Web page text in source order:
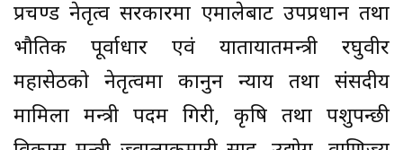
प्रचण्ड नेतृत्व सरकारमा एमालेबाट उपप्रधान तथा
भौतिक पूर्वाधार एवं यातायातमन्त्री रघुवीर
महासेठको नेतृत्वमा कानुन न्याय तथा संसदीय
मामिला मन्त्री पदम गिरी, कृषि तथा पशुपन्छी